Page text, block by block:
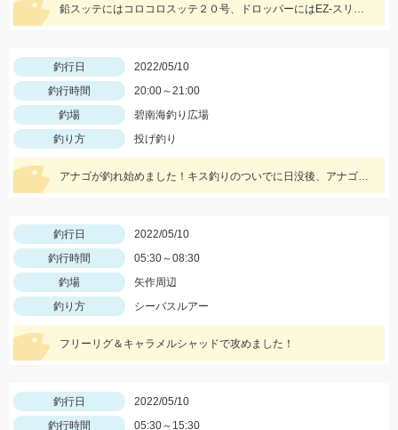
鉛スッテにはコロコロスッテ２０号、ドロッパーにはEZ-スリム、スイスイドロッパーをメインに使用しました。
釣行日
2022/05/10
釣行時間
20:00～21:00
釣場
碧南海釣り広場
釣り方
投げ釣り
アナゴが釣れ始めました！キス釣りのついでに日没後、アナゴを狙ってみませんか？
釣行日
2022/05/10
釣行時間
05:30～08:30
釣場
矢作周辺
釣り方
シーバスルアー
フリーリグ＆キャラメルシャッドで攻めました！
釣行日
2022/05/10
釣行時間
05:30～15:30